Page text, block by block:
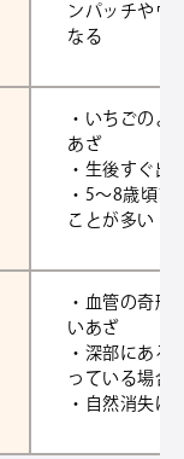
ンパッチやウ
なる
・いちごのよ
あざ
・生後すぐ出
・5～8歳頃ま
ことが多い
・血管の奇形
いあざ
・深部にある
っている場合
・自然消失は